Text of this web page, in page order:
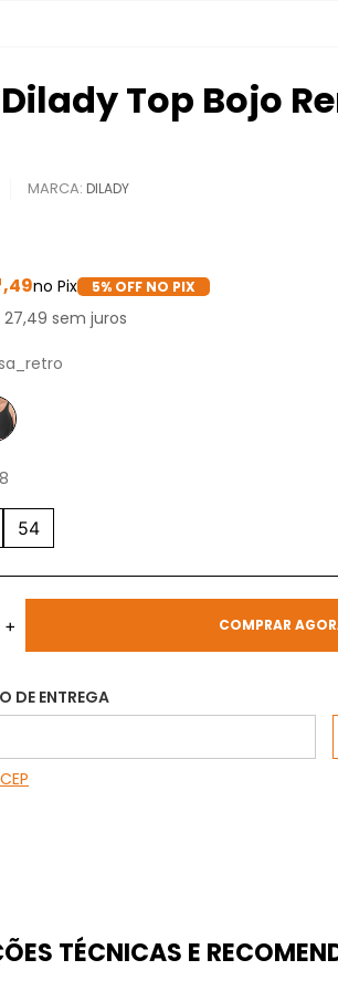
Top Bojo
DILADY
,49 5% OFF NO PIX
27,49 sem juros
54
+ COMPRAR
DE ENTREGA
TÉCNICAS E